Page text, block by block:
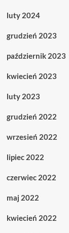
luty 2024
grudzień 2023
październik 2023
kwiecień 2023
luty 2023
grudzień 2022
wrzesień 2022
lipiec 2022
czerwiec 2022
maj 2022
kwiecień 2022